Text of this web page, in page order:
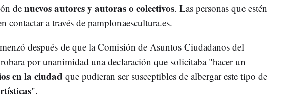
de nuevos autores y autoras o colectivos. Las personas que estén
contactar a través de pamplonaescultura.es.
después de que la Comisión de Asuntos Ciudadanos del
por unanimidad una declaración que solicitaba "hacer un
en la ciudad que pudieran ser susceptibles de albergar este tipo de
".